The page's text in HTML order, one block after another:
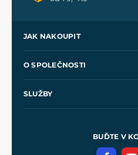
JAK NAKOUPIT
Velkoobchod
O SPOLEČNOSTI
SLUŽBY
Meče pro Kingdom
BUĎTE V